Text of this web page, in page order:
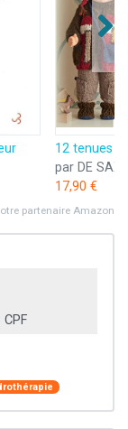
par DE SAXE
17,90 €
partenaire Amazon